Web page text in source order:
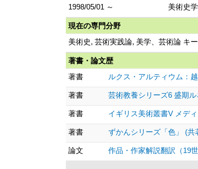
1998/05/01 ～ 美術史
現在の専門分野
美術史, 芸術実践論, 美学、芸術論 キ
著書・論文歴
著書
ルクス・アルティウム：
著書 芸術教養シリーズ6 盛期
著書 イギリス美術叢書V メデ
著書 ずかんシリーズ「色」 (共
論文 作品・作家解説翻訳（19